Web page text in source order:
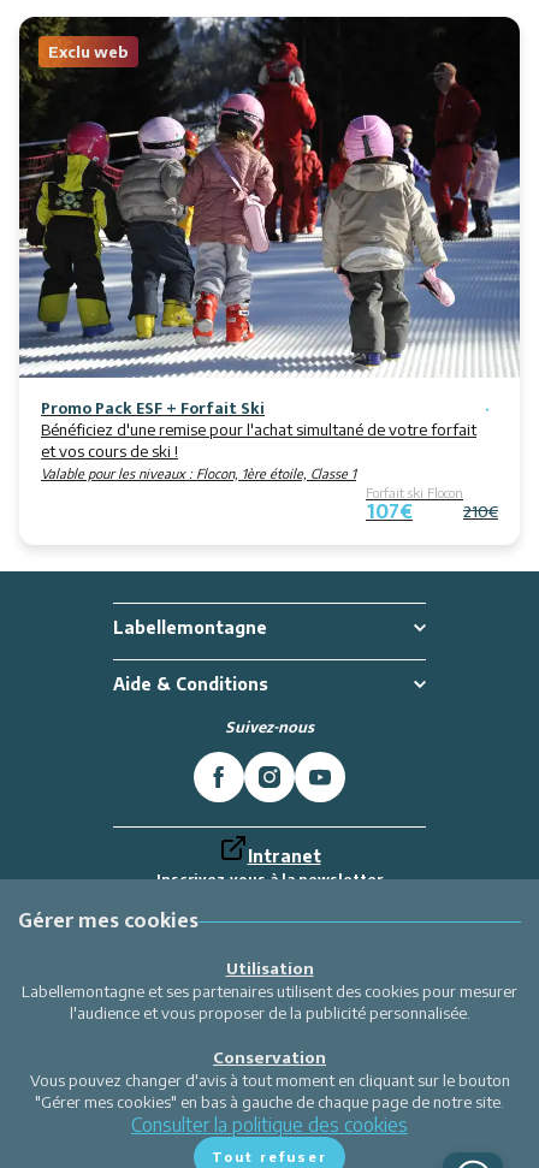
Exclu web
Promo Pack ESF + Forfait Ski
Bénéficiez d'une remise pour l'achat simultané de votre forfait
et vos cours de ski !
Valable pour les niveaux : Flocon, 1ère étoile, Classe 1
Forfait ski Flocon
107€ 210€
Labellemontagne
Aide & Conditions
Suivez-nous
Intranet
Inscrivez-vous à la newsletter
Labellemontagne
Gérer mes cookies
Utilisation
Labellemontagne et ses partenaires utilisent des cookies pour mesurer
l'audience et vous proposer de la publicité personnalisée.
Conservation
Vous pouvez changer d'avis à tout moment en cliquant sur le bouton
"Gérer mes cookies" en bas à gauche de chaque page de notre site.
Consulter la politique des cookies
Tout refuser